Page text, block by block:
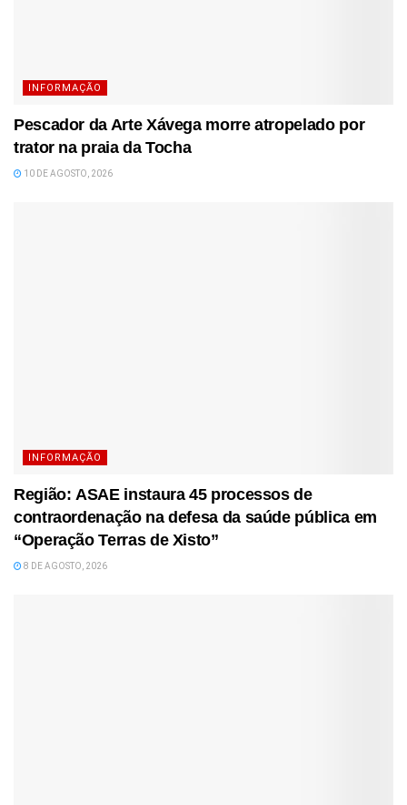
INFORMAÇÃO
Pescador da Arte Xávega morre atropelado por
trator na praia da Tocha
10 DE AGOSTO, 2026
INFORMAÇÃO
Região: ASAE instaura 45 processos de
contraordenação na defesa da saúde pública em
“Operação Terras de Xisto”
8 DE AGOSTO, 2026